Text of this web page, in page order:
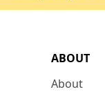
ABOUT
About